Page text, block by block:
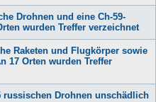
Drohnen und eine Ch-59-
wurden Treffer verzeichnet
Raketen und Flugkörper sowie
17 Orten wurden Treffer
russischen Drohnen unschädlich